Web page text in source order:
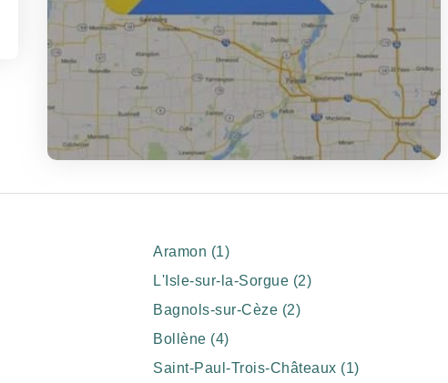
Aramon (1)
L'Isle-sur-la-Sorgue (2)
Bagnols-sur-Cèze (2)
Bollène (4)
Saint-Paul-Trois-Châteaux (1)